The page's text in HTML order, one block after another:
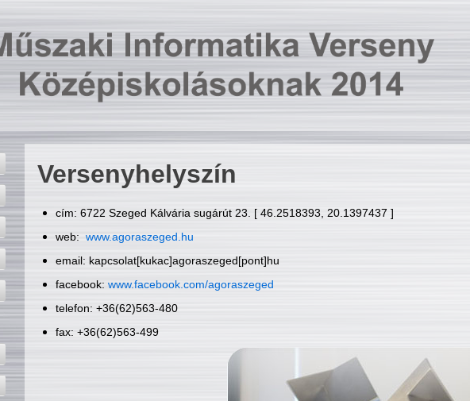
Versenyhelyszín
cím: 6722 Szeged Kálvária sugárút 23. [ 46.2518393, 20.1397437 ]
web: www.agoraszeged.hu
email: kapcsolat[kukac]agoraszeged[pont]hu
facebook: www.facebook.com/agoraszeged
telefon: +36(62)563-480
fax: +36(62)563-499